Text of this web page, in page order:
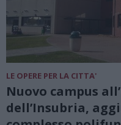
LE OPERE PER LA CITTA'
Nuovo campus
dell’Insubria,